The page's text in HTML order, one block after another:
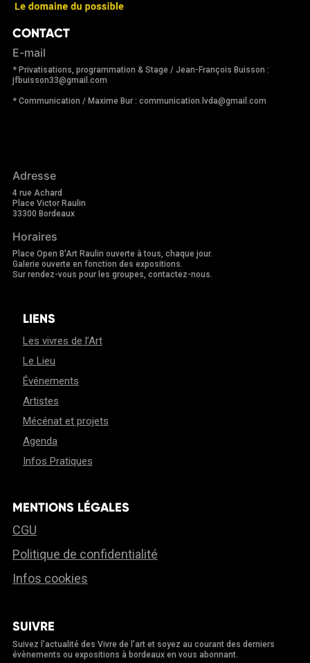
CONTACT
E-mail
* Privatisations, programmation & Stage / Jean-François Buisson :
jfbuisson33@gmail.com
* Communication / Maxime Bur : communication.lvda@gmail.com
Adresse
4 rue Achard
Place Victor Raulin
33300 Bordeaux
Horaires
Place Open B'Art Raulin ouverte à tous, chaque jour.
Galerie ouverte en fonction des expositions.
Sur rendez-vous pour les groupes, contactez-nous.
LIENS
Les vivres de l’Art
Le Lieu
Événements
Artistes
Mécénat et projets
Agenda
Infos Pratiques
MENTIONS LÉGALES
CGU
Politique de confidentialité
Infos cookies
SUIVRE
Suivez l’actualité des Vivre de l’art et soyez au courant des derniers
évènements ou expositions à bordeaux en vous abonnant.